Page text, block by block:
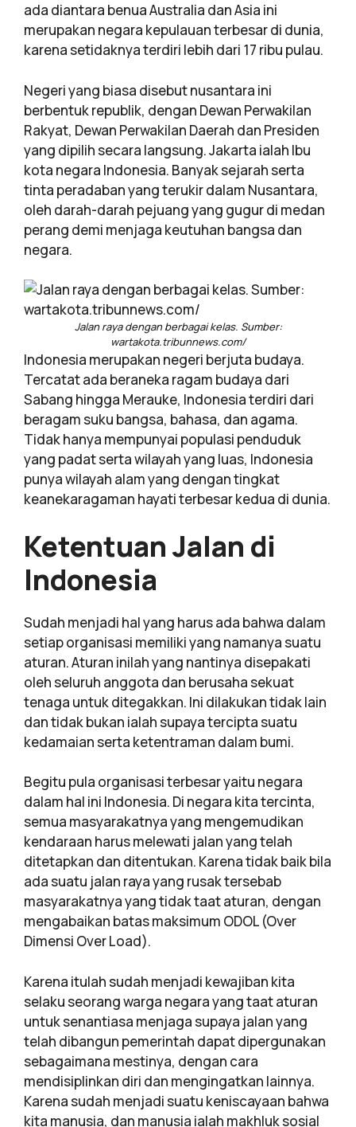
ada diantara benua Australia dan Asia ini
merupakan negara kepulauan terbesar di dunia,
karena setidaknya terdiri lebih dari 17 ribu pulau.
Negeri yang biasa disebut nusantara ini
berbentuk republik, dengan Dewan Perwakilan
Rakyat, Dewan Perwakilan Daerah dan Presiden
yang dipilih secara langsung. Jakarta ialah Ibu
kota negara Indonesia. Banyak sejarah serta
tinta peradaban yang terukir dalam Nusantara,
oleh darah-darah pejuang yang gugur di medan
perang demi menjaga keutuhan bangsa dan
negara.
Jalan raya dengan berbagai kelas. Sumber:
wartakota.tribunnews.com/
Indonesia merupakan negeri berjuta budaya.
Tercatat ada beraneka ragam budaya dari
Sabang hingga Merauke, Indonesia terdiri dari
beragam suku bangsa, bahasa, dan agama.
Tidak hanya mempunyai populasi penduduk
yang padat serta wilayah yang luas, Indonesia
punya wilayah alam yang dengan tingkat
keanekaragaman hayati terbesar kedua di dunia.
Ketentuan Jalan di
Indonesia
Sudah menjadi hal yang harus ada bahwa dalam
setiap organisasi memiliki yang namanya suatu
aturan. Aturan inilah yang nantinya disepakati
oleh seluruh anggota dan berusaha sekuat
tenaga untuk ditegakkan. Ini dilakukan tidak lain
dan tidak bukan ialah supaya tercipta suatu
kedamaian serta ketentraman dalam bumi.
Begitu pula organisasi terbesar yaitu negara
dalam hal ini Indonesia. Di negara kita tercinta,
semua masyarakatnya yang mengemudikan
kendaraan harus melewati jalan yang telah
ditetapkan dan ditentukan. Karena tidak baik bila
ada suatu jalan raya yang rusak tersebab
masyarakatnya yang tidak taat aturan, dengan
mengabaikan batas maksimum ODOL (Over
Dimensi Over Load).
Karena itulah sudah menjadi kewajiban kita
selaku seorang warga negara yang taat aturan
untuk senantiasa menjaga supaya jalan yang
telah dibangun pemerintah dapat dipergunakan
sebagaimana mestinya, dengan cara
mendisiplinkan diri dan mengingatkan lainnya.
Karena sudah menjadi suatu keniscayaan bahwa
kita manusia, dan manusia ialah makhluk sosial